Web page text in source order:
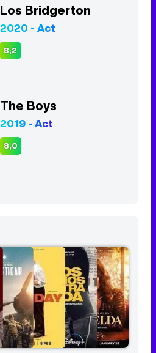
Los Bridgerton
2020 - Act
8,2
The Boys
2019 - Act
8,0